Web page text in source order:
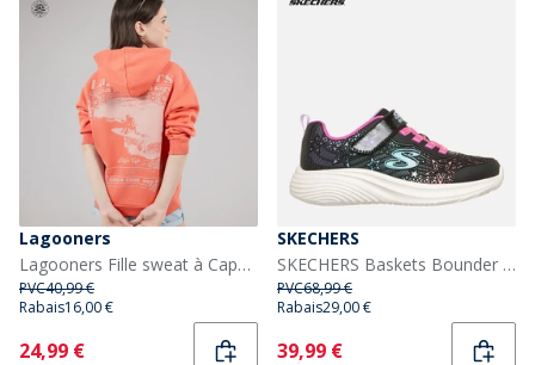
Lagooners
Lagooners Fille sweat à Capuche Driftwood Mandarin
PVC40,99 €
Rabais16,00 €
Current
24,99 €
SKECHERS
SKECHERS Baskets Bounder Pro Fille Noir
PVC68,99 €
Rabais29,00 €
Current
39,99 €